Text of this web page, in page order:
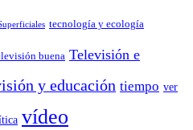
tecnología y ecología
buena Televisión e
y educación tiempo ver
vídeo